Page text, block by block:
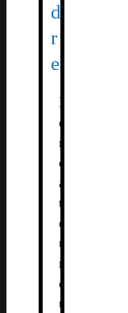
d
r
e
F
o
n
d
a
t
e
u
r
d
u